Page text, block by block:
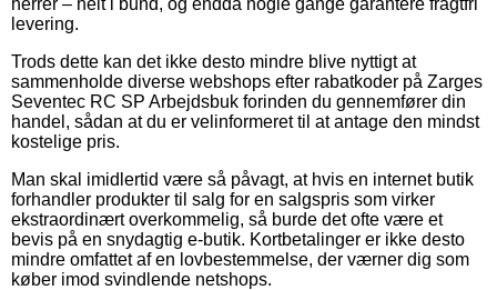
levering.
Trods dette kan det ikke desto mindre blive nyttigt at
sammenholde diverse webshops efter rabatkoder på Zarges
Seventec RC SP Arbejdsbuk forinden du gennemfører din
handel, sådan at du er velinformeret til at antage den mindst
kostelige pris.
Man skal imidlertid være så påvagt, at hvis en internet butik
forhandler produkter til salg for en salgspris som virker
ekstraordinært overkommelig, så burde det ofte være et
bevis på en snydagtig e-butik. Kortbetalinger er ikke desto
mindre omfattet af en lovbestemmelse, der værner dig som
køber imod svindlende netshops.